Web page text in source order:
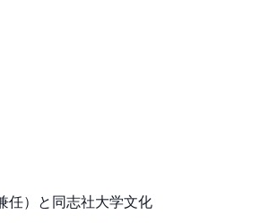
任）と同志社大学文化